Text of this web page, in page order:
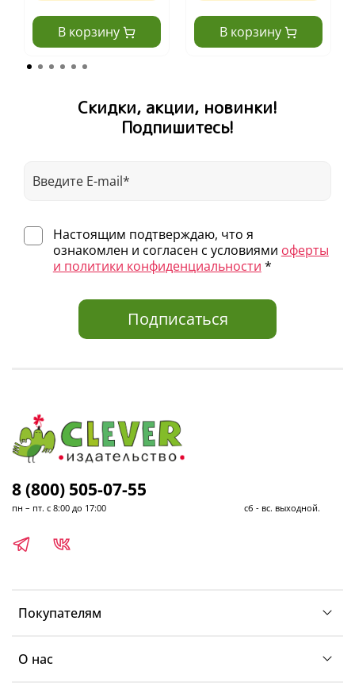
В корзину В корзину
Скидки, акции, новинки!
Подпишитесь!
Настоящим подтверждаю, что я
ознакомлен и согласен с условиями оферты
и политики конфиденциальности *
Подписаться
Покупателям
О нас
8 (800) 505-07-55
пн – пт. с 8:00 до 17:00 сб - вс. выходной.